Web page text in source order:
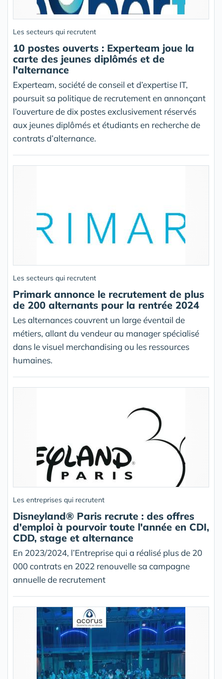
Les secteurs qui recrutent
10 postes ouverts : Experteam joue la
carte des jeunes diplômés et de
l'alternance
Experteam, société de conseil et d’expertise IT,
poursuit sa politique de recrutement en annonçant
l’ouverture de dix postes exclusivement réservés
aux jeunes diplômés et étudiants en recherche de
contrats d’alternance.
Les secteurs qui recrutent
Primark annonce le recrutement de plus
de 200 alternants pour la rentrée 2024
Les alternances couvrent un large éventail de
métiers, allant du vendeur au manager spécialisé
dans le visuel merchandising ou les ressources
humaines.
Les entreprises qui recrutent
Disneyland® Paris recrute : des offres
d'emploi à pourvoir toute l'année en CDI,
CDD, stage et alternance
En 2023/2024, l’Entreprise qui a réalisé plus de 20
000 contrats en 2022 renouvelle sa campagne
annuelle de recrutement